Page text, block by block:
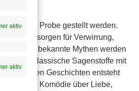
aktiv
aktiv
auf die Probe gestellt werden.
sorgen für Verwirrung,
selbst bekannte Mythen werden
Stück klassische Sagenstoffe mit
den alten Geschichten entsteht
Komödie über Liebe,